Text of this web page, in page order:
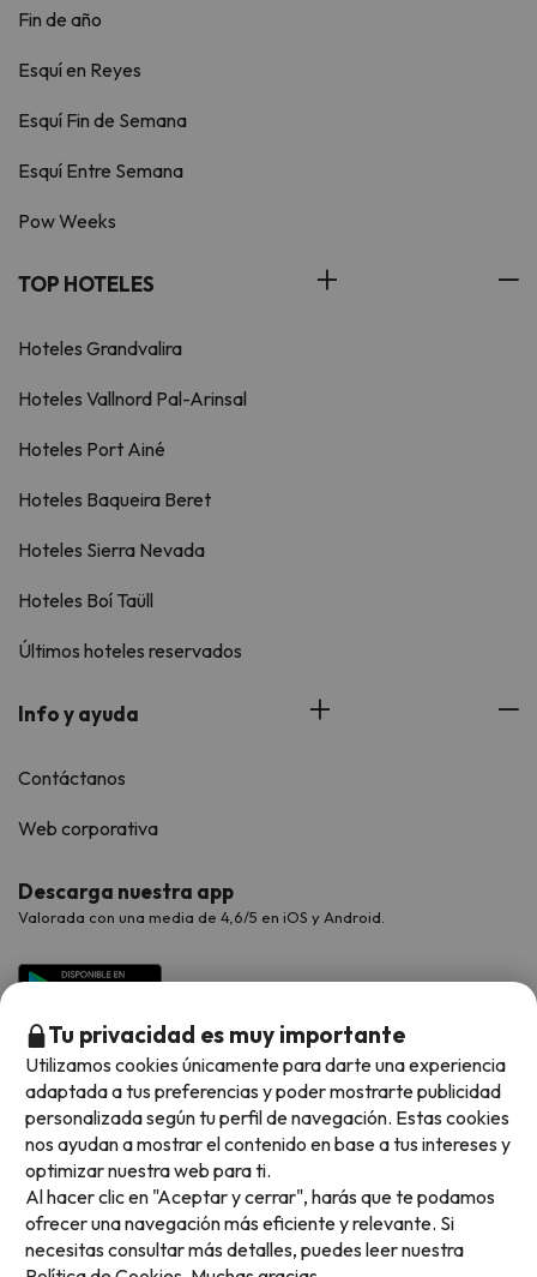
Fin de año
Esquí en Reyes
Esquí Fin de Semana
Esquí Entre Semana
Pow Weeks
TOP HOTELES
Hoteles Grandvalira
Hoteles Vallnord Pal-Arinsal
Hoteles Port Ainé
Hoteles Baqueira Beret
Hoteles Sierra Nevada
Hoteles Boí Taüll
Últimos hoteles reservados
Info y ayuda
Contáctanos
Web corporativa
Descarga nuestra app
Valorada con una media de 4,6/5 en iOS y Android.
Métodos de pago disponibles
Tu privacidad es muy importante
Utilizamos cookies únicamente para darte una experiencia
adaptada a tus preferencias y poder mostrarte publicidad
personalizada según tu perfil de navegación. Estas cookies
nos ayudan a mostrar el contenido en base a tus intereses y
optimizar nuestra web para ti.
Al hacer clic en "Aceptar y cerrar", harás que te podamos
ofrecer una navegación más eficiente y relevante. Si
necesitas consultar más detalles, puedes leer nuestra